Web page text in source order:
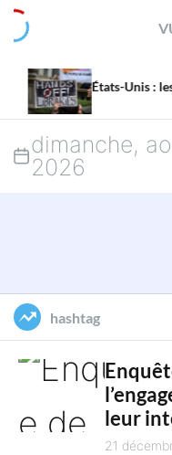
p
t
Unis : les bibliothèques
dimanche,
2026
hashtag
leur
culture
21